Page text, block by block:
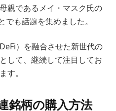
親であるメイ・マスク氏の
も話題を集めました。
）を融合させた新世代の
して、継続して注目してお
す。
銘柄の購入方法